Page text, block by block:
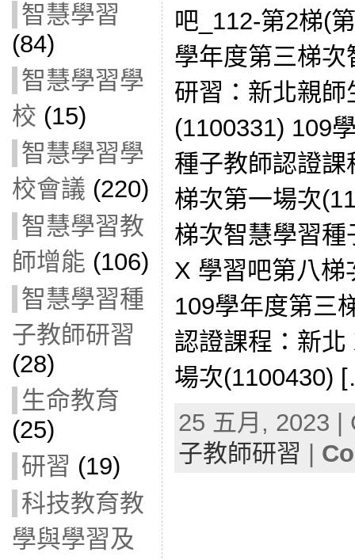
智慧學習
(84)
智慧學習學
校 (15)
智慧學習學
校會議 (220)
智慧學習教
師增能 (106)
智慧學習種
子教師研習
(28)
生命教育
(25)
研習 (19)
科技教育教
學與學習及
吧_112-第2梯(
學年度第三梯
研習：新北親
(1100331) 109
種子教師認證
梯次第一場次
梯次智慧學習
X 學習吧第八梯
109學年度第三
認證課程：新
場次(1100430)
25 五月, 2023
子教師研習